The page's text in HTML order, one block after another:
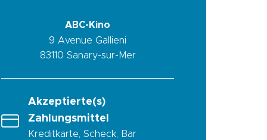
ABC-Kino
9 Avenue Gallieni
83110 Sanary-sur-Mer
Akzeptierte(s)
Zahlungsmittel
Kreditkarte, Scheck, Bar